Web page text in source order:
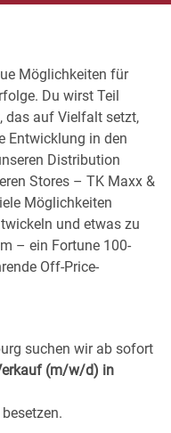
Möglichkeiten für
Du wirst Teil
das auf Vielfalt setzt,
Entwicklung in den
Distribution
Stores – TK Maxx &
Möglichkeiten
und etwas zu
– ein Fortune 100-
Off-Price-
suchen wir ab sofort
(m/w/d) in